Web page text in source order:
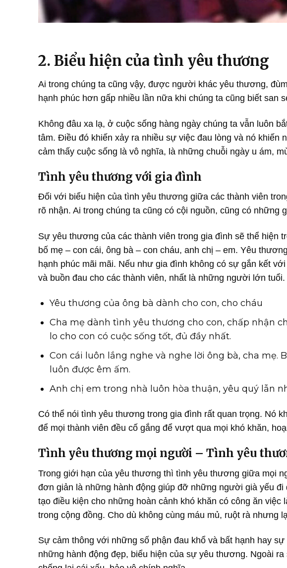
2. Biểu hiện của tình yêu thương
Ai trong chúng ta cũng vậy, được người khác yêu thương,
hạnh phúc hơn gấp nhiều lần nữa khi chúng ta cũng biết san
Không đâu xa lạ, ở cuộc sống hàng ngày chúng ta vẫn luôn
tâm. Điều đó khiến xảy ra nhiều sự việc đau lòng và nó
cảm thấy cuộc sống là vô nghĩa, là những chuỗi ngày u ám,
Tình yêu thương với gia đình
Đối với biểu hiện của tình yêu thương giữa các thành viên
rõ nhận. Ai trong chúng ta cũng có cội nguồn, cũng có những
Sự yêu thương của các thành viên trong gia đình sẽ thể hiện
bố mẹ – con cái, ông bà – con cháu, anh chị – em. Yêu
hạnh phúc mãi mãi. Nếu như gia đình không có sự gắn kết
và buồn đau cho các thành viên, nhất là những người lớn tuổi.
Yêu thương của ông bà dành cho con, cho cháu
Cha mẹ dành tình yêu thương cho con, chấp nhận
lo cho con có cuộc sống tốt, đủ đầy nhất.
Con cái luôn lắng nghe và nghe lời ông bà, cha mẹ.
luôn được êm ấm.
Anh chị em trong nhà luôn hòa thuận, yêu quý lẫn
Có thể nói tình yêu thương trong gia đình rất quan trọng. Nó
để mọi thành viên đều cố gắng để vượt qua mọi khó khăn,
Tình yêu thương mọi người – Tình yêu
Trong giới hạn của yêu thương thì tình yêu thương giữa mọi
đơn giản là những hành động giúp đỡ những người già yếu
tạo điều kiện cho những hoàn cảnh khó khăn có công ăn
trong cộng đồng. Cho dù không cùng máu mủ, ruột rà nhưng
Sự cảm thông với những số phận đau khổ và bất hạnh hay
những hành động đẹp, biểu hiện của sự yêu thương. Ngoài